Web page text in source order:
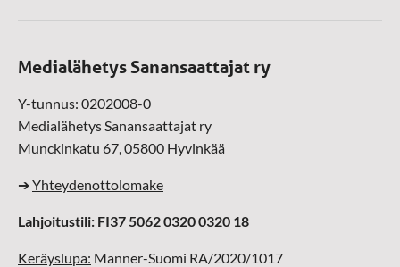
Medialähetys Sanansaattajat ry
Y-tunnus: 0202008-0
Medialähetys Sanansaattajat ry
Munckinkatu 67, 05800 Hyvinkää
➔Yhteydenottolomake
Lahjoitustili: FI37 5062 0320 0320 18
Keräyslupa: Manner-Suomi RA/2020/1017